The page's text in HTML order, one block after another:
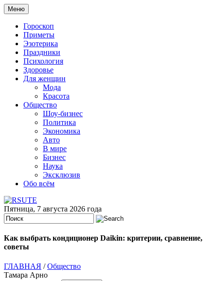
Меню
Гороскоп
Приметы
Эзотерика
Праздники
Психология
Здоровье
Для женщин
Мода
Красота
Общество
Шоу-бизнес
Политика
Экономика
Авто
В мире
Бизнес
Наука
Эксклюзив
Обо всём
Пятница, 7 августа 2026 года
Как выбрать кондиционер Daikin: критерии, сравнение,
советы
ГЛАВНАЯ /Общество
Тамара Арно